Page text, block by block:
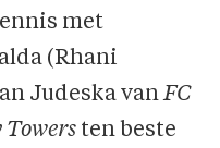
met
(Rhani
Judeska vanFC
ten beste